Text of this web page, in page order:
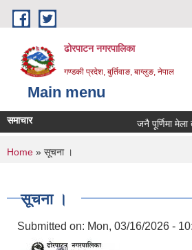
Skip to main content
ढोरपाटन नगरपालिका
गण्डकी प्रदेश, बुर्तिवाङ, बाग्लुङ, नेपाल
Main menu
समाचार जनै पूर्णिमा मेला
You are here
Home » सूचना ।
सूचना ।
Submitted on: Mon, 03/16/2026 -